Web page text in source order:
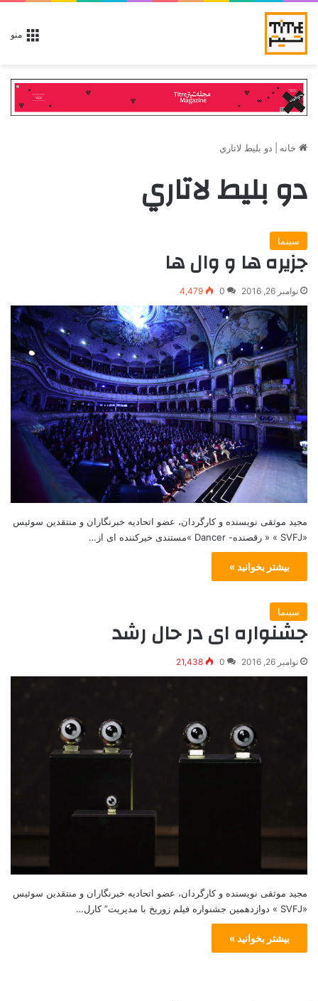
منو
خانه دو بليط لاتاري
دو بليط لاتاري
سینما
جزیره ها و وال ها
نوامبر 26, 2016 0
4,479
مجید موثقی نویسنده و کارگردان، عضو اتحادیه خبرنگاران و منتقدین سوئیس
«SVFJ » « رقصنده- Dancer »مستندی خيركننده ای از…
بیشتر بخوانید »
سینما
جشنواره ای در حال رشد
نوامبر 26, 2016 0
21,438
مجید موثقی نویسنده و کارگردان، عضو اتحادیه خبرنگاران و منتقدین سوئیس
«SVFJ » دوازدهمين جشنواره فيلم زوريخ با مدیریت” کارل…
بیشتر بخوانید »